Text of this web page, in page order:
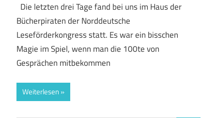
Die letzten drei Tage fand bei uns im Haus der
Bücherpiraten der Norddeutsche
Leseförderkongress statt. Es war ein bisschen
Magie im Spiel, wenn man die 100te von
Gesprächen mitbekommen
Weiterlesen